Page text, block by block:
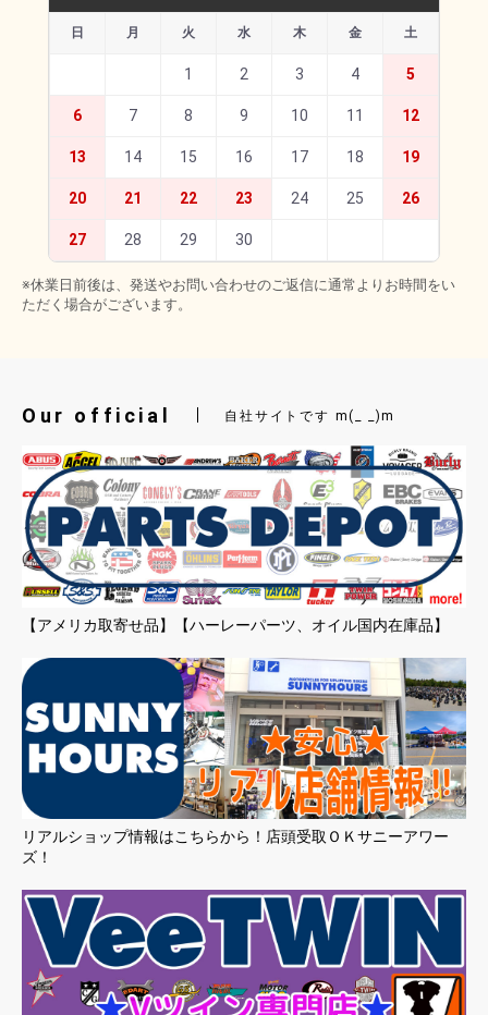
日 月 火 水 木 金 土
1 2 3 4 5
6 7 8 9 10 11 12
13 14 15 16 17 18 19
20 21 22 23 24 25 26
27 28 29 30
※休業日前後は、発送やお問い合わせのご返信に通常よりお時間をい
ただく場合がございます。
Our official 自社サイトです m(_ _)m
【アメリカ取寄せ品】【ハーレーパーツ、オイル国内在庫品】
リアルショップ情報はこちらから！店頭受取ＯＫサニーアワー
ズ！